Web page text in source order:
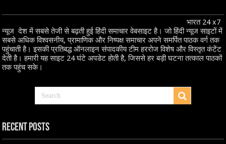
भारत 24 x7
न्यूज देश में सबसे तेजी से बढ़ती हुई हिंदी समाचार वेबसाइट है। जो हिंदी न्यूज साइटों में
सबसे अधिक विश्वसनीय, प्रामाणिक और निष्पक्ष समाचार अपने समर्पित पाठक वर्ग तक
पहुंचाती है। इसकी प्रतिबद्ध ऑनलाइन संपादकीय टीम हररोज विशेष और विस्तृत कंटेंट
देती है। हमारी यह साइट 24 घंटे अपडेट होती है, जिससे हर बड़ी घटना तत्काल पाठकों
तक पहुंच सके।
Recent Posts